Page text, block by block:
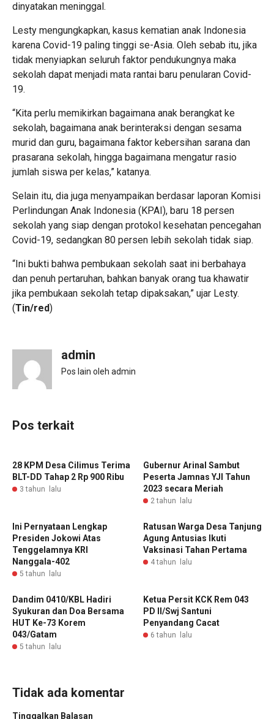
dinyatakan meninggal.
Lesty mengungkapkan, kasus kematian anak Indonesia
karena Covid-19 paling tinggi se-Asia. Oleh sebab itu, jika
tidak menyiapkan seluruh faktor pendukungnya maka
sekolah dapat menjadi mata rantai baru penularan Covid-
19.
“Kita perlu memikirkan bagaimana anak berangkat ke
sekolah, bagaimana anak berinteraksi dengan sesama
murid dan guru, bagaimana faktor kebersihan sarana dan
prasarana sekolah, hingga bagaimana mengatur rasio
jumlah siswa per kelas,” katanya.
Selain itu, dia juga menyampaikan berdasar laporan Komisi
Perlindungan Anak Indonesia (KPAI), baru 18 persen
sekolah yang siap dengan protokol kesehatan pencegahan
Covid-19, sedangkan 80 persen lebih sekolah tidak siap.
“Ini bukti bahwa pembukaan sekolah saat ini berbahaya
dan penuh pertaruhan, bahkan banyak orang tua khawatir
jika pembukaan sekolah tetap dipaksakan,” ujar Lesty.
(Tin/red)
admin
Pos lain oleh admin
Pos terkait
28 KPM Desa Cilimus Terima
BLT-DD Tahap 2 Rp 900 Ribu
3 tahun lalu
Gubernur Arinal Sambut
Peserta Jamnas YJI Tahun
2023 secara Meriah
2 tahun lalu
Ini Pernyataan Lengkap
Presiden Jokowi Atas
Tenggelamnya KRI
Nanggala-402
5 tahun lalu
Ratusan Warga Desa Tanjung
Agung Antusias Ikuti
Vaksinasi Tahan Pertama
4 tahun lalu
Dandim 0410/KBL Hadiri
Syukuran dan Doa Bersama
HUT Ke-73 Korem
043/Gatam
5 tahun lalu
Ketua Persit KCK Rem 043
PD II/Swj Santuni
Penyandang Cacat
6 tahun lalu
Tidak ada komentar
Tinggalkan Balasan